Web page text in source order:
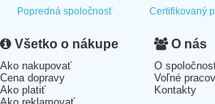
Popredná spoločnosť Certifikovaný
Všetko o nákupe
Ako nakupovať
Cena dopravy
Ako platiť
O nás
O
Voľné
Kontakty